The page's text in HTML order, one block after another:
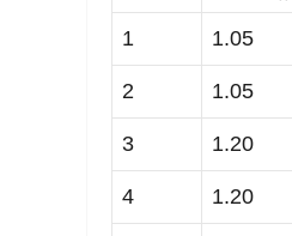
1 1.05
2 1.05
3 1.20
4 1.20